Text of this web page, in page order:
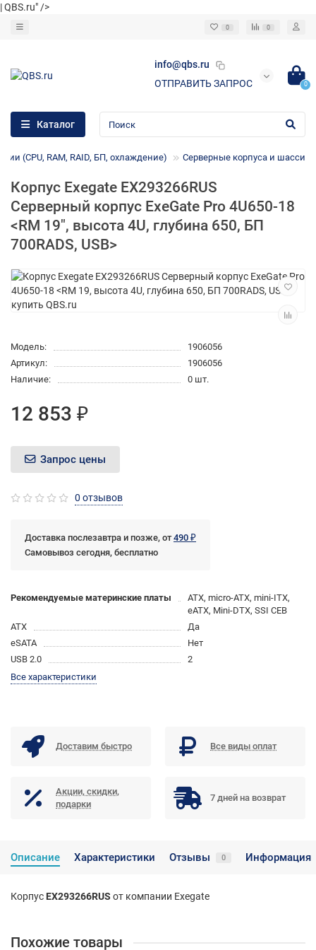
| QBS.ru" />
0 0
info@qbs.ru
ОТПРАВИТЬ ЗАПРОС
0
Каталог
(CPU, RAM, RAID, БП, охлаждение) Серверные корпуса и шасси
Корпус Exegate EX293266RUS
Серверный корпус ExeGate Pro 4U650-18
<RM 19", высота 4U, глубина 650, БП
700RADS, USB>
Модель:
1906056
Артикул:
1906056
Наличие:
0 шт.
12 853 ₽
Запрос цены
0 отзывов
Доставка послезавтра и позже, от490 ₽
Самовывоз сегодня, бесплатно
Рекомендуемые материнские платы
ATX, micro-ATX, mini-ITX,
eATX, Mini-DTX, SSI CEB
ATX
Да
eSATA
Нет
USB 2.0
2
Все характеристики
Доставим быстро Все виды оплат
Акции, скидки,
подарки
7 дней на возврат
Описание Характеристики Отзывы 0 Информация
Корпус EX293266RUS от компании Exegate
Похожие товары